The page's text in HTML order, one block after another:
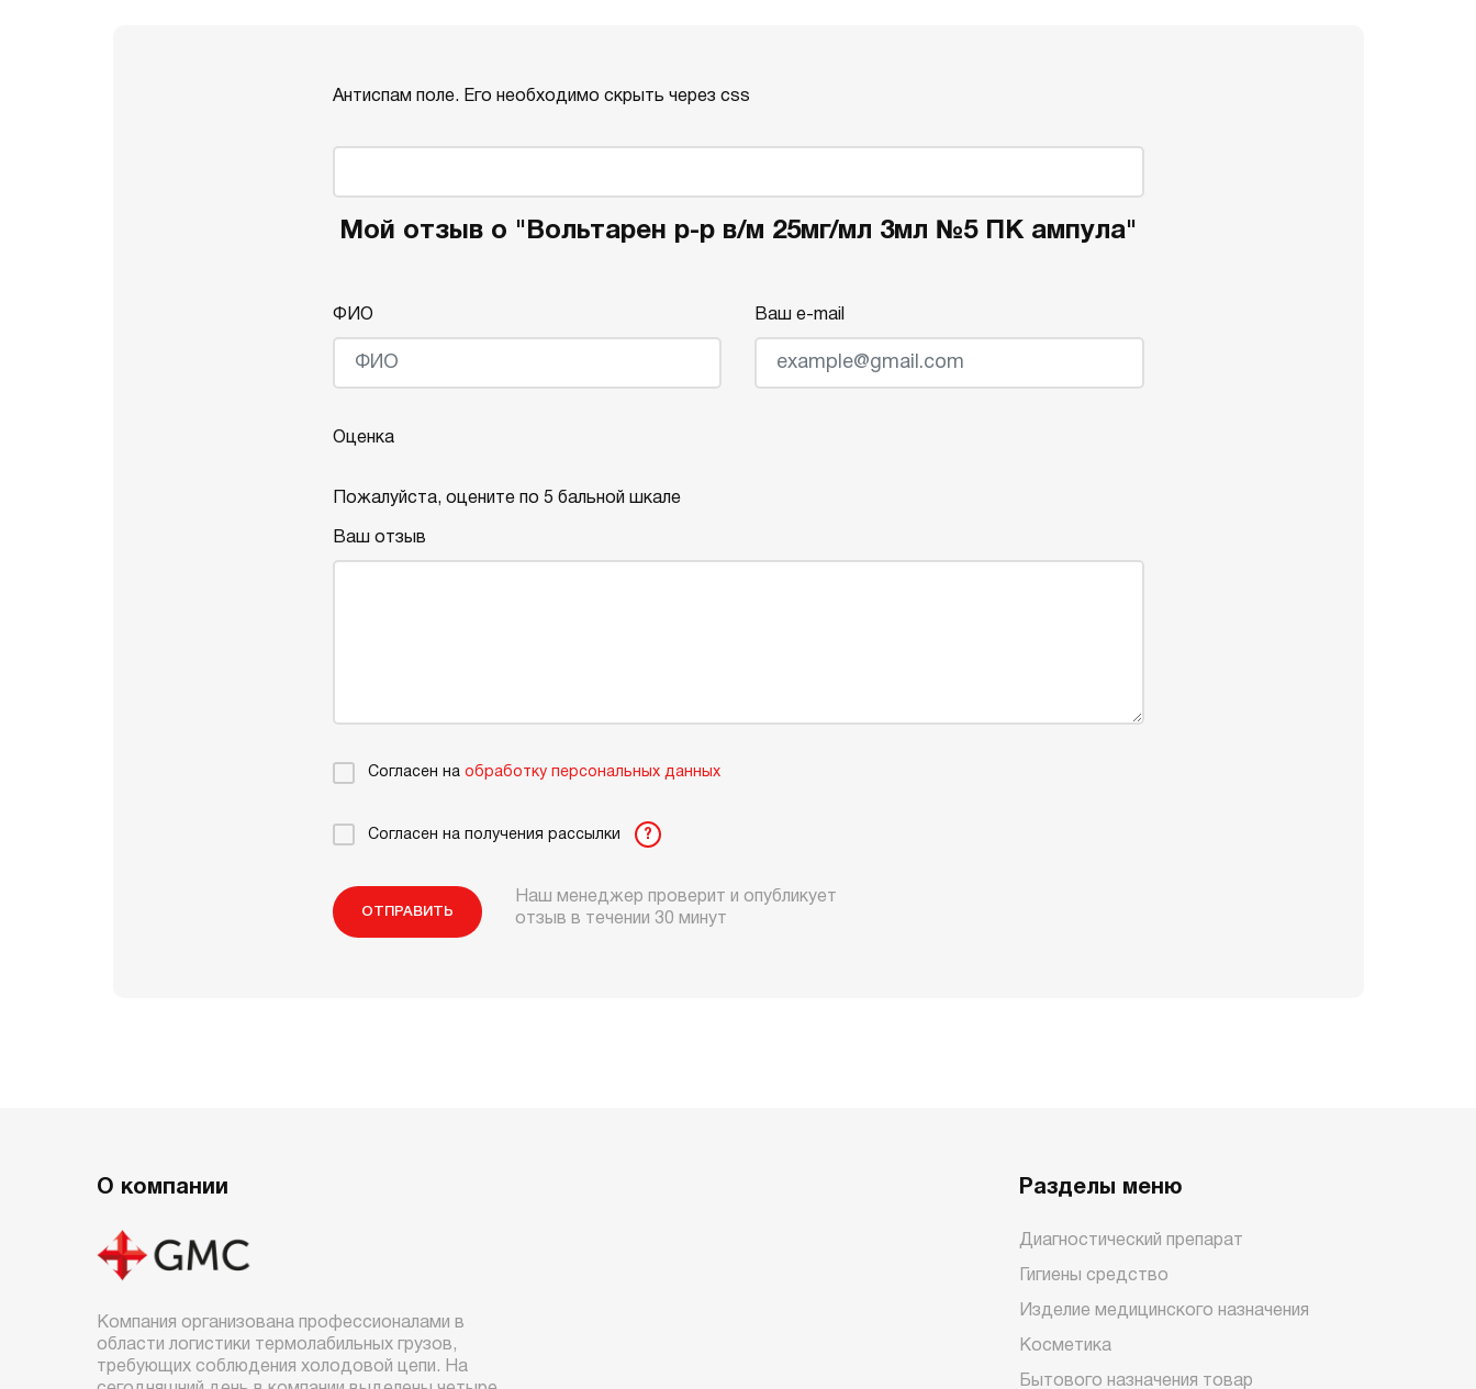
Антиспам поле. Его необходимо скрыть через css
Мой отзыв о "Вольтарен р-р в/м 25мг/мл 3мл №5 ПК ампула"
ФИО Ваш e-mail
Оценка
Пожалуйста, оцените по 5 бальной шкале
Ваш отзыв
Согласен на обработку персональных данных
Согласен на получения рассылки ?
ОТПРАВИТЬ
Наш менеджер проверит и опубликует
отзыв в течении 30 минут
О компании
Компания организована профессионалами в
области логистики термолабильных грузов,
требующих соблюдения холодовой цепи. На
Разделы меню
Диагностический препарат
Гигиены средство
Изделие медицинского назначения
Косметика
Бытового назначения товар